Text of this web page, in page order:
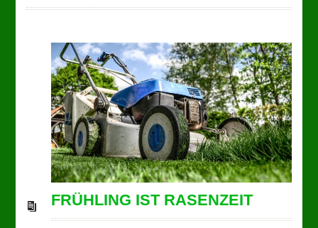
FRÜHLING IST RASENZEIT